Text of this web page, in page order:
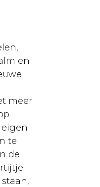
en
meer
te
de